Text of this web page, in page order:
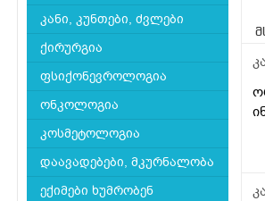
კანი, კუნთები, ძვლები
ქირურგია
ფსიქონევროლოგია
ონკოლოგია
კოსმეტოლოგია
დაავადებები, მკურნალობა
ექიმები ხუმრობენ